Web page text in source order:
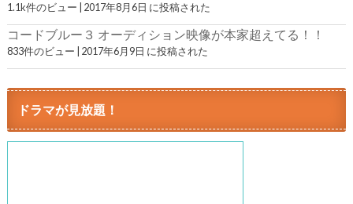
1.1k件のビュー 2017年8月6日 に投稿された
コードブルー３ オーディション映像が本家超えてる！！
833件のビュー 2017年6月9日 に投稿された
ドラマが見放題！